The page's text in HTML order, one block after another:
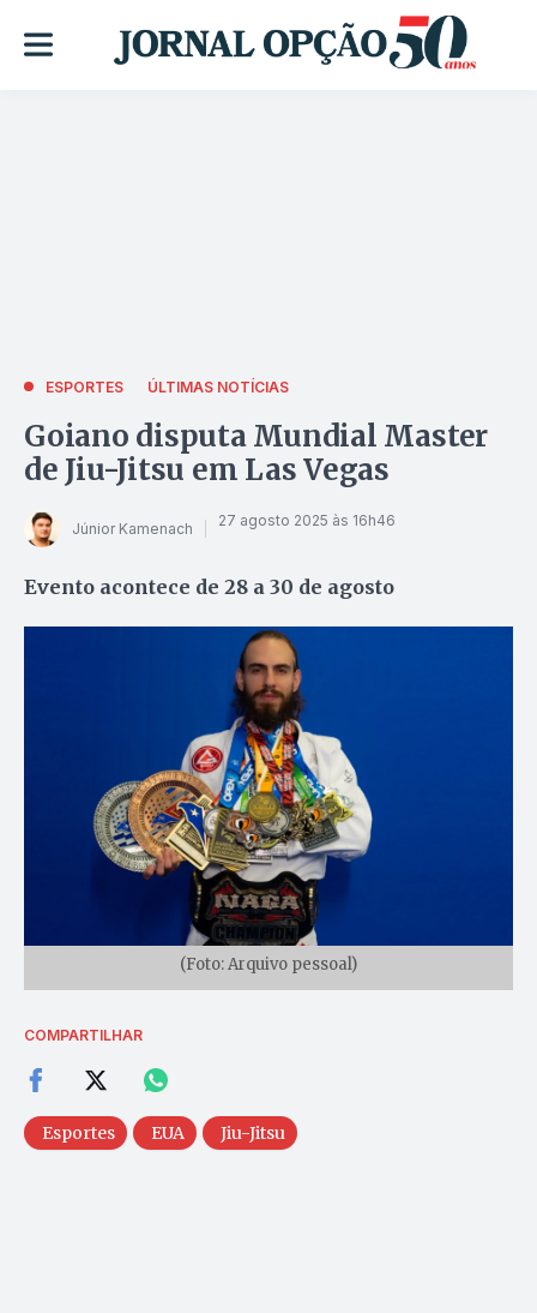
ESPORTES ÚLTIMAS NOTÍCIAS
Goiano disputa Mundial Master
de Jiu-Jitsu em Las Vegas
Júnior Kamenach 27 agosto 2025 às 16h46
Evento acontece de 28 a 30 de agosto
(Foto: Arquivo pessoal)
COMPARTILHAR
Esportes EUA Jiu-Jitsu